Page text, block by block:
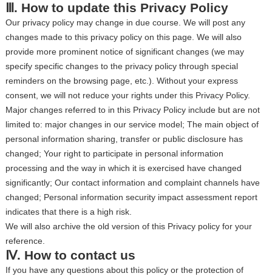
Ⅲ. How to update this Privacy Policy
Our privacy policy may change in due course. We will post any
changes made to this privacy policy on this page. We will also
provide more prominent notice of significant changes (we may
specify specific changes to the privacy policy through special
reminders on the browsing page, etc.). Without your express
consent, we will not reduce your rights under this Privacy Policy.
Major changes referred to in this Privacy Policy include but are not
limited to: major changes in our service model; The main object of
personal information sharing, transfer or public disclosure has
changed; Your right to participate in personal information
processing and the way in which it is exercised have changed
significantly; Our contact information and complaint channels have
changed; Personal information security impact assessment report
indicates that there is a high risk.
We will also archive the old version of this Privacy policy for your
reference.
Ⅳ. How to contact us
If you have any questions about this policy or the protection of